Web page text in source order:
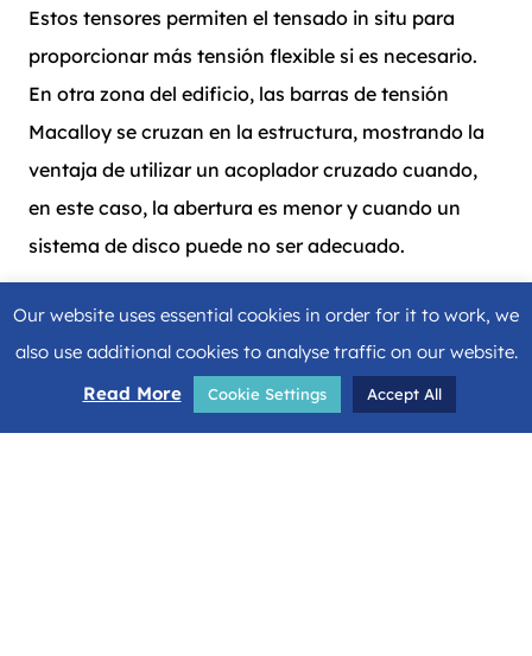
Estos tensores permiten el tensado in situ para
proporcionar más tensión flexible si es necesario.
En otra zona del edificio, las barras de tensión
Macalloy se cruzan en la estructura, mostrando la
ventaja de utilizar un acoplador cruzado cuando,
en este caso, la abertura es menor y cuando un
sistema de disco puede no ser adecuado.
Our website uses essential cookies in order for it to work, we
also use additional cookies to analyse traffic on our website.
Read More
Cookie Settings Accept All